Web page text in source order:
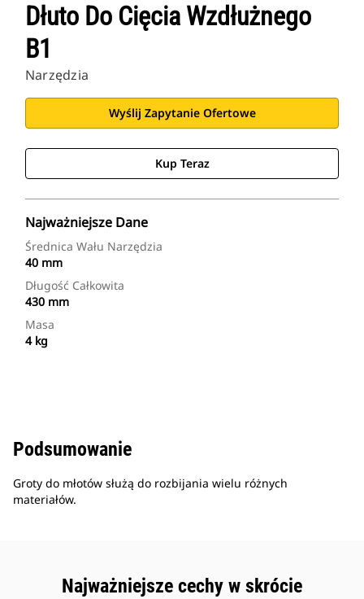
Dłuto Do Cięcia Wzdłużnego
B1
Narzędzia
Wyślij Zapytanie Ofertowe
Kup Teraz
Najważniejsze Dane
Średnica Wału Narzędzia
40 mm
Długość Całkowita
430 mm
Masa
4 kg
Podsumowanie
Groty do młotów służą do rozbijania wielu różnych
materiałów.
Najważniejsze cechy w skrócie